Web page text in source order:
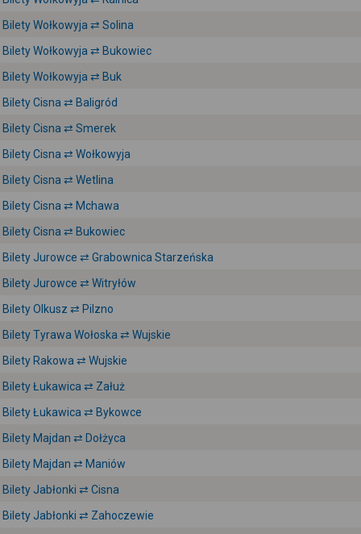
Bilety Wołkowyja ⇄ Solina
Bilety Wołkowyja ⇄ Bukowiec
Bilety Wołkowyja ⇄ Buk
Bilety Cisna ⇄ Baligród
Bilety Cisna ⇄ Smerek
Bilety Cisna ⇄ Wołkowyja
Bilety Cisna ⇄ Wetlina
Bilety Cisna ⇄ Mchawa
Bilety Cisna ⇄ Bukowiec
Bilety Jurowce ⇄ Grabownica Starzeńska
Bilety Jurowce ⇄ Witryłów
Bilety Olkusz ⇄ Pilzno
Bilety Tyrawa Wołoska ⇄ Wujskie
Bilety Rakowa ⇄ Wujskie
Bilety Łukawica ⇄ Załuż
Bilety Łukawica ⇄ Bykowce
Bilety Majdan ⇄ Dołżyca
Bilety Majdan ⇄ Maniów
Bilety Jabłonki ⇄ Cisna
Bilety Jabłonki ⇄ Zahoczewie